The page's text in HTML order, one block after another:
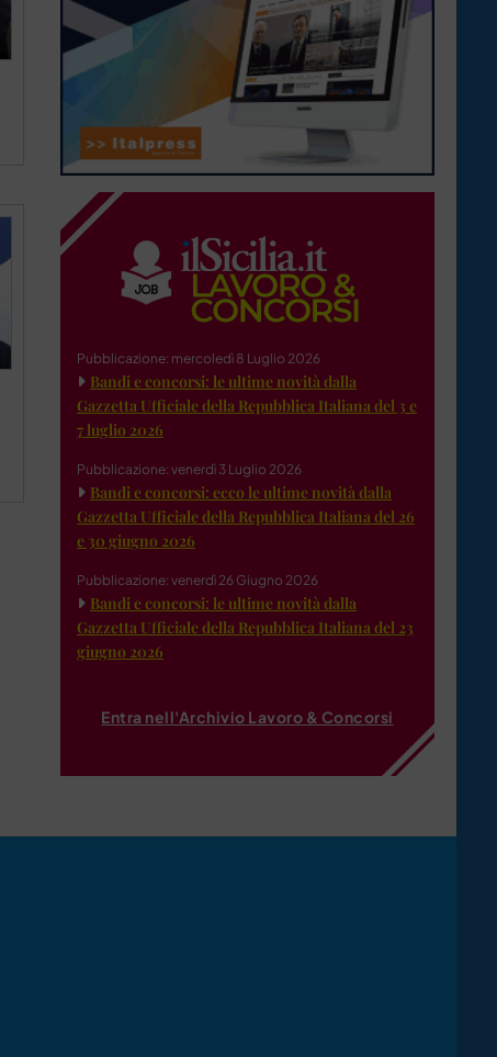
Pubblicazione: mercoledì 8 Luglio 2026
Bandi e concorsi: le ultime novità dalla
Gazzetta Ufficiale della Repubblica Italiana del 3 e
7 luglio 2026
Pubblicazione: venerdì 3 Luglio 2026
Bandi e concorsi: ecco le ultime novità dalla
Gazzetta Ufficiale della Repubblica Italiana del 26
e 30 giugno 2026
Pubblicazione: venerdì 26 Giugno 2026
Bandi e concorsi: le ultime novità dalla
Gazzetta Ufficiale della Repubblica Italiana del 23
giugno 2026
Entra nell'Archivio Lavoro & Concorsi